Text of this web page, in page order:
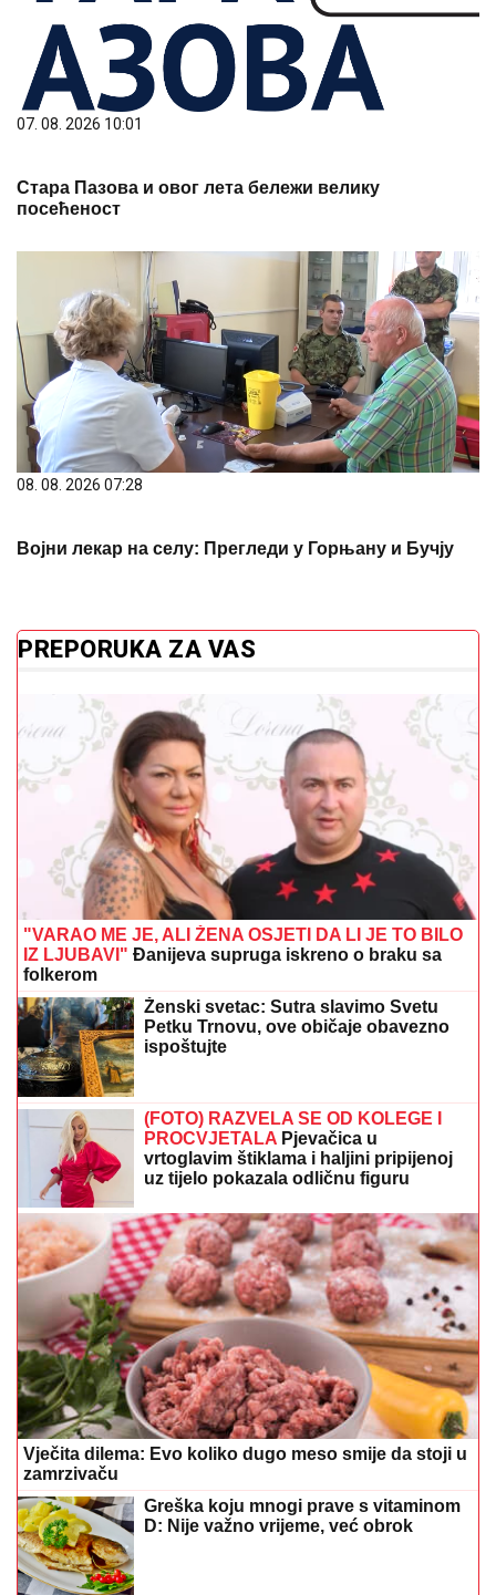
07. 08. 2026 10:01
Стара Пазова и овог лета бележи велику
посећеност
08. 08. 2026 07:28
Војни лекар на селу: Прегледи у Горњану и Бучју
PREPORUKA ZA VAS
"VARAO ME JE, ALI ŽENA OSJETI DA LI JE TO BILO
IZ LJUBAVI" Đanijeva supruga iskreno o braku sa
folkerom
Ženski svetac: Sutra slavimo Svetu
Petku Trnovu, ove običaje obavezno
ispoštujte
(FOTO) RAZVELA SE OD KOLEGE I
PROCVJETALA Pjevačica u
vrtoglavim štiklama i haljini pripijenoj
uz tijelo pokazala odličnu figuru
Vječita dilema: Evo koliko dugo meso smije da stoji u
zamrzivaču
Greška koju mnogi prave s vitaminom
D: Nije važno vrijeme, već obrok